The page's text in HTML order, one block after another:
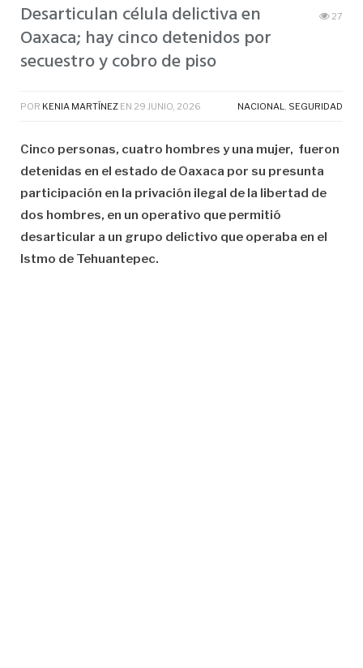
Desarticulan célula delictiva en
Oaxaca; hay cinco detenidos por
secuestro y cobro de piso
27
POR KENIA MARTÍNEZ EN 29 JUNIO, 2026 NACIONAL, SEGURIDAD
Cinco personas, cuatro hombres y una mujer, fueron
detenidas en el estado de Oaxaca por su presunta
participación en la privación ilegal de la libertad de
dos hombres, en un operativo que permitió
desarticular a un grupo delictivo que operaba en el
Istmo de Tehuantepec.